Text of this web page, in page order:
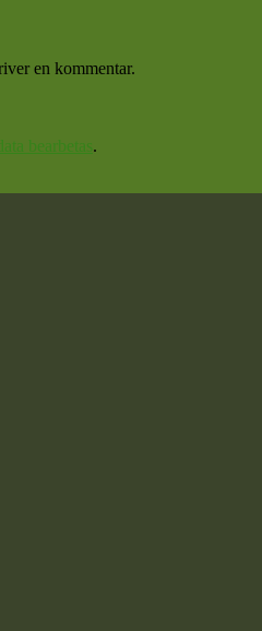
en kommentar.
bearbetas.